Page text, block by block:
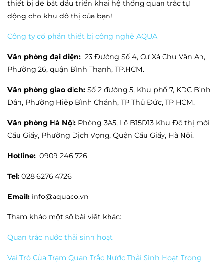
thiết bị để bắt đầu triển khai hệ thống quan trắc tự
động cho khu đô thị của bạn!
Công ty cổ phần thiết bị công nghệ AQUA
Văn phòng đại diện: 23 Đường Số 4, Cư Xá Chu Văn An,
Phường 26, quận Bình Thạnh, TP.HCM.
Văn phòng giao dịch: Số 2 đường 5, Khu phố 7, KDC Bình
Dân, Phường Hiệp Bình Chánh, TP Thủ Đức, TP HCM.
Văn phòng Hà Nội: Phòng 3A5, Lô B15D13 Khu Đô thị mới
Cầu Giấy, Phường Dịch Vọng, Quận Cầu Giấy, Hà Nội.
Hotline: 0909 246 726
Tel: 028 6276 4726
Email: info@aquaco.vn
Tham khảo một số bài viết khác:
Quan trắc nước thải sinh hoạt
Vai Trò Của Trạm Quan Trắc Nước Thải Sinh Hoạt Trong